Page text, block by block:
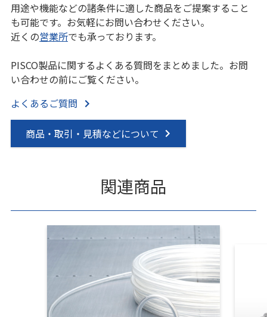
用途や機能などの諸条件に適した商品をご提案すること
も可能です。お気軽にお問い合わせください。
近くの営業所でも承っております。
PISCO製品に関するよくある質問をまとめました。お問
い合わせの前にご覧ください。
よくあるご質問
商品・取引・見積などについて
関連商品